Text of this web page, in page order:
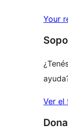
de
Your
Ver el